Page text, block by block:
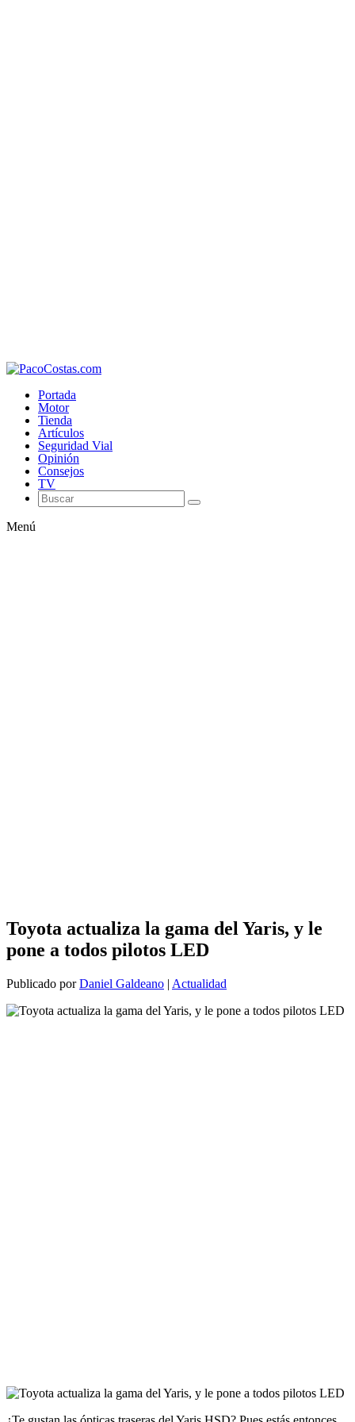
Portada
Motor
Tienda
Artículos
Seguridad Vial
Opinión
Consejos
TV
Menú
Toyota actualiza la gama del Yaris, y le
pone a todos pilotos LED
Publicado porDaniel Galdeano | Actualidad